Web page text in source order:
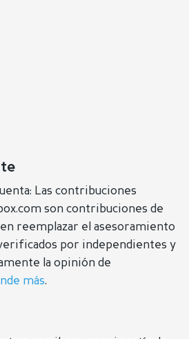
Las contribuciones
son contribuciones de
reemplazar el asesoramiento
por independientes y
la opinión de
más.